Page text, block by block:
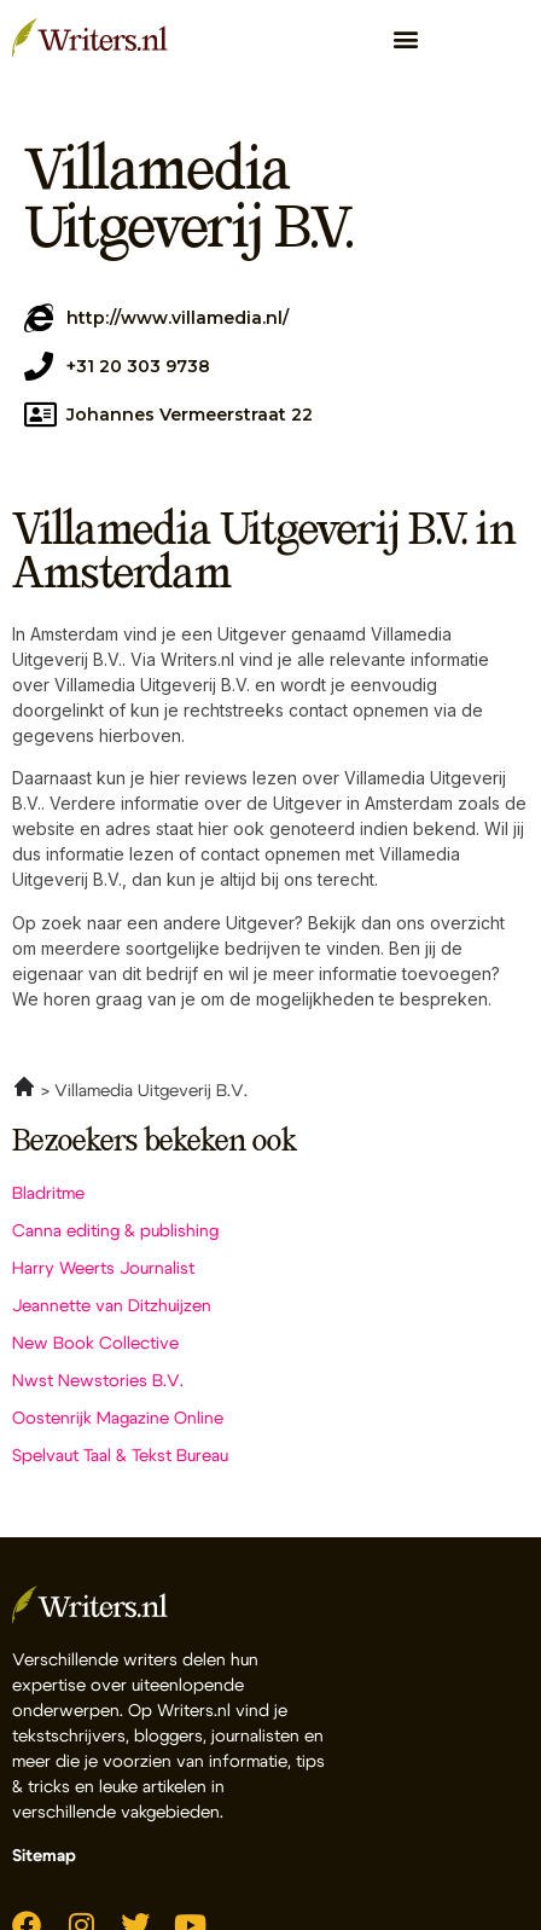
Villamedia
Uitgeverij B.V.
http://www.villamedia.nl/
+31 20 303 9738
Johannes Vermeerstraat 22
Villamedia Uitgeverij B.V. in
Amsterdam
In Amsterdam vind je een Uitgever genaamd Villamedia
Uitgeverij B.V.. Via Writers.nl vind je alle relevante informatie
over Villamedia Uitgeverij B.V. en wordt je eenvoudig
doorgelinkt of kun je rechtstreeks contact opnemen via de
gegevens hierboven.
Daarnaast kun je hier reviews lezen over Villamedia Uitgeverij
B.V.. Verdere informatie over de Uitgever in Amsterdam zoals de
website en adres staat hier ook genoteerd indien bekend. Wil jij
dus informatie lezen of contact opnemen met Villamedia
Uitgeverij B.V., dan kun je altijd bij ons terecht.
Op zoek naar een andere Uitgever? Bekijk dan ons overzicht
om meerdere soortgelijke bedrijven te vinden. Ben jij de
eigenaar van dit bedrijf en wil je meer informatie toevoegen?
We horen graag van je om de mogelijkheden te bespreken.
Villamedia Uitgeverij B.V.
Bezoekers bekeken ook
Bladritme
Canna editing & publishing
Harry Weerts Journalist
Jeannette van Ditzhuijzen
New Book Collective
Nwst Newstories B.V.
Oostenrijk Magazine Online
Spelvaut Taal & Tekst Bureau
Verschillende writers delen hun
expertise over uiteenlopende
onderwerpen. Op Writers.nl vind je
tekstschrijvers, bloggers, journalisten en
meer die je voorzien van informatie, tips
& tricks en leuke artikelen in
verschillende vakgebieden.
Sitemap